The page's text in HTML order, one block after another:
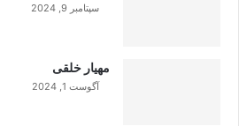
سپتامبر 9, 2024
مهیار خلقی
آگوست 1, 2024